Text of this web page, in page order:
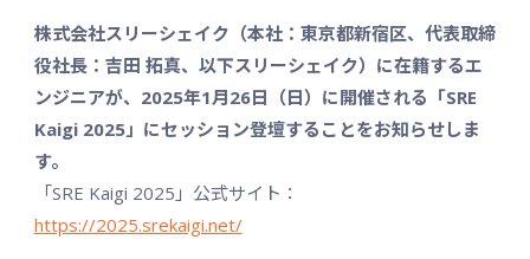
株式会社スリーシェイク（本社：東京都新宿区、代表取締
役社長：吉田 拓真、以下スリーシェイク）に在籍するエ
ンジニアが、2025年1月26日（日）に開催される「SRE
Kaigi 2025」にセッション登壇することをお知らせしま
す。
「SRE Kaigi 2025」公式サイト：
https://2025.srekaigi.net/